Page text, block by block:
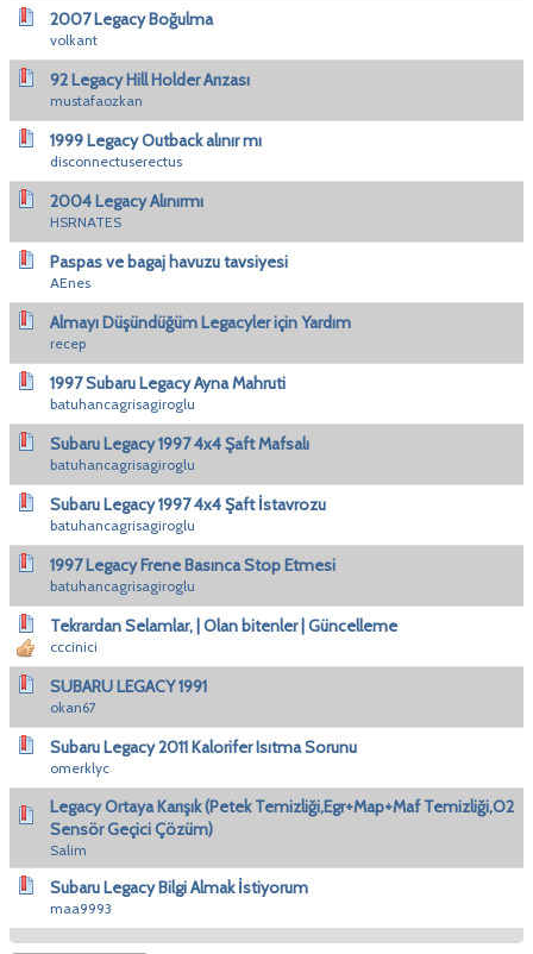
2007 Legacy Boğulma
volkant
92 Legacy Hill Holder Arızası
mustafaozkan
1999 Legacy Outback alınır mı
disconnectuserectus
2004 Legacy Alınırmı
HSRNATES
Paspas ve bagaj havuzu tavsiyesi
AEnes
Almayı Düşündüğüm Legacyler için Yardım
recep
1997 Subaru Legacy Ayna Mahruti
batuhancagrisagiroglu
Subaru Legacy 1997 4x4 Şaft Mafsalı
batuhancagrisagiroglu
Subaru Legacy 1997 4x4 Şaft İstavrozu
batuhancagrisagiroglu
1997 Legacy Frene Basınca Stop Etmesi
batuhancagrisagiroglu
Tekrardan Selamlar, | Olan bitenler | Güncelleme
cccinici
SUBARU LEGACY 1991
okan67
Subaru Legacy 2011 Kalorifer Isıtma Sorunu
omerklyc
Legacy Ortaya Karışık (Petek Temizliği,Egr+Map+Maf Temizliği,O2
Sensör Geçici Çözüm)
Salim
Subaru Legacy Bilgi Almak İstiyorum
maa9993